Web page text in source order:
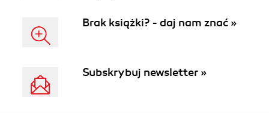
Brak książki? - daj nam znać »
Subskrybuj newsletter »